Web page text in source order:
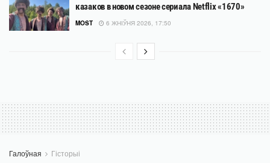
казаков в новом сезоне сериала Netflix «1670»
MOST 6 ЖНІЎНЯ 2026, 17:50
Галоўная Гісторыі